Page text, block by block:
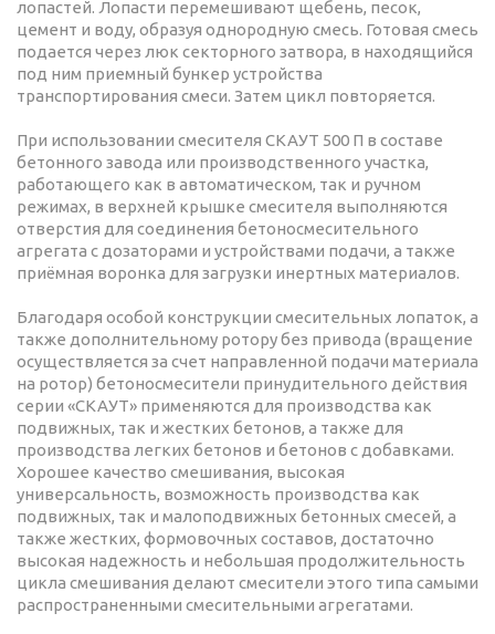
лопастей. Лопасти перемешивают щебень, песок,
цемент и воду, образуя однородную смесь. Готовая смесь
подается через люк секторного затвора, в находящийся
под ним приемный бункер устройства
транспортирования смеси. Затем цикл повторяется.
При использовании смесителя СКАУТ 500 П в составе
бетонного завода или производственного участка,
работающего как в автоматическом, так и ручном
режимах, в верхней крышке смесителя выполняются
отверстия для соединения бетоносмесительного
агрегата с дозаторами и устройствами подачи, а также
приёмная воронка для загрузки инертных материалов.
Благодаря особой конструкции смесительных лопаток, а
также дополнительному ротору без привода (вращение
осуществляется за счет направленной подачи материала
на ротор) бетоносмесители принудительного действия
серии «СКАУТ» применяются для производства как
подвижных, так и жестких бетонов, а также для
производства легких бетонов и бетонов с добавками.
Хорошее качество смешивания, высокая
универсальность, возможность производства как
подвижных, так и малоподвижных бетонных смесей, а
также жестких, формовочных составов, достаточно
высокая надежность и небольшая продолжительность
цикла смешивания делают смесители этого типа самыми
распространенными смесительными агрегатами.